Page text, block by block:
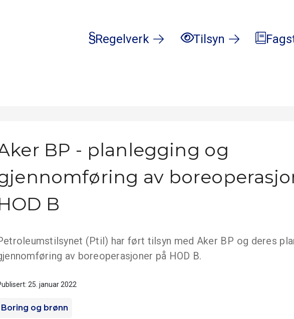
Regelverk Tilsyn
BP - planlegging og
av
B
(Ptil) har ført tilsyn med Aker BP og deres
av boreoperasjoner på HOD B.
25. januar 2022
Boring og brønn